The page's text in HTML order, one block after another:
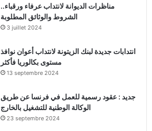
مناظرات الديوانة لانتداب عرفاء ورقباء..
الشروط والوثائق المطلوبة
3 juillet 2024
انتدابات جديدة لبنك الزيتونة لانتداب أعوان نوافذ
مستوى بكالوريا فأكثر
13 septembre 2024
جديد : عقود رسمية للعمل في فرنسا عن طريق
الوكالة الوطنية للتشغيل بالخارج
23 septembre 2024